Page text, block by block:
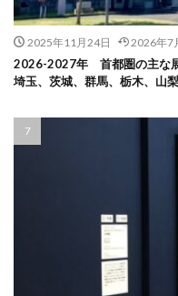
2025年11月24日 2026年7
2026-2027年 首都圏の主な
埼玉、茨城、群馬、栃木、山